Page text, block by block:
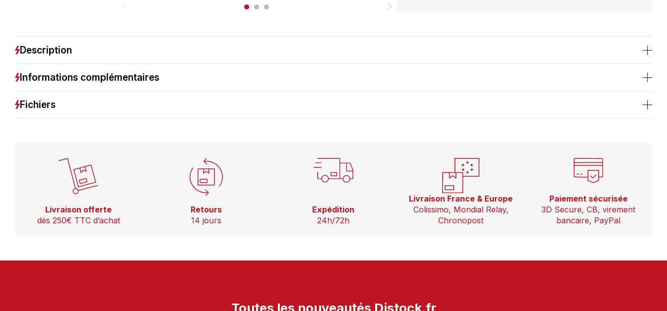
Description
Informations complémentaires
Fichiers
Livraison offerte
dès 250€ TTC d’achat
Retours
14 jours
Expédition
24h/72h
Livraison France & Europe
Colissimo, Mondial Relay,
Chronopost
Paiement sécurisée
3D Secure, CB, virement
bancaire, PayPal
Toutes les nouveautés Distock.fr